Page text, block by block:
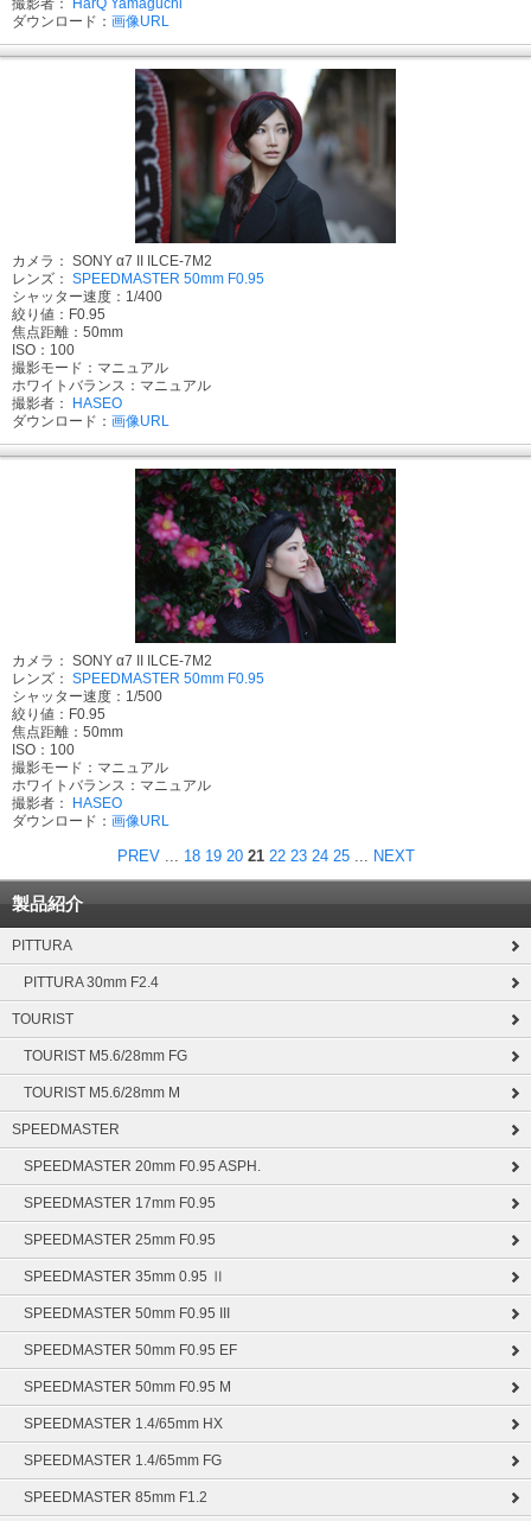
撮影者：
HarQ Yamaguchi
ダウンロード： 画像URL
カメラ： SONY α7 II ILCE-7M2
レンズ： SPEEDMASTER 50mm F0.95
シャッター速度：1/400
絞り値：F0.95
焦点距離：50mm
ISO：100
撮影モード：マニュアル
ホワイトバランス：マニュアル
撮影者：
HASEO
ダウンロード： 画像URL
カメラ： SONY α7 II ILCE-7M2
レンズ： SPEEDMASTER 50mm F0.95
シャッター速度：1/500
絞り値：F0.95
焦点距離：50mm
ISO：100
撮影モード：マニュアル
ホワイトバランス：マニュアル
撮影者：
HASEO
ダウンロード： 画像URL
PREV... 18 19 20 21 22 23 24 25... NEXT
製品紹介
PITTURA
PITTURA 30mm F2.4
TOURIST
TOURIST M5.6/28mm FG
TOURIST M5.6/28mm M
SPEEDMASTER
SPEEDMASTER 20mm F0.95 ASPH.
SPEEDMASTER 17mm F0.95
SPEEDMASTER 25mm F0.95
SPEEDMASTER 35mm 0.95 Ⅱ
SPEEDMASTER 50mm F0.95 III
SPEEDMASTER 50mm F0.95 EF
SPEEDMASTER 50mm F0.95 M
SPEEDMASTER 1.4/65mm HX
SPEEDMASTER 1.4/65mm FG
SPEEDMASTER 85mm F1.2